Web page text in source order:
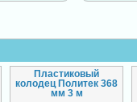
Пластиковый
колодец Политек 368
мм 3 м